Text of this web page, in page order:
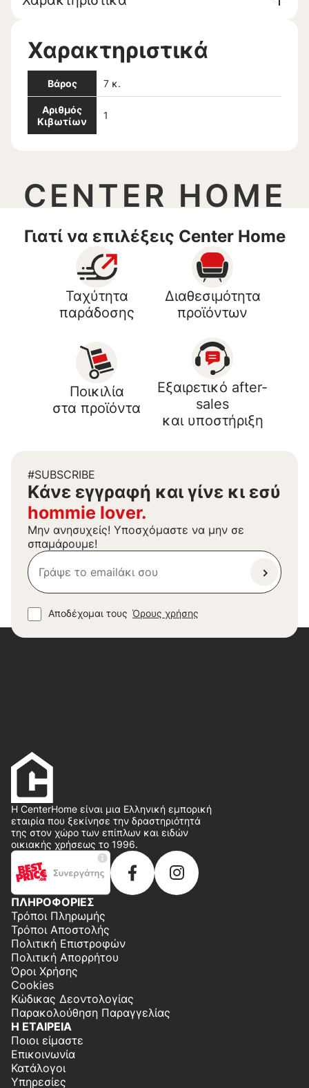
Χαρακτηριστικά
Βάρος 7 κ.
Αριθμός
Κιβωτίων
1
CENTER HOME
Γιατί να επιλέξεις Center Home
Ταχύτητα
παράδοσης
Διαθεσιμότητα
προϊόντων
Ποικιλία
στα προϊόντα
Εξαιρετικό after-
sales
και υποστήριξη
#SUBSCRIBE
Kάνε εγγραφή και γίνε κι εσύ
hommie lover.
Μην ανησυχείς! Υποσχόμαστε να μην σε
σπαμάρουμε!
Αποδέχομαι τους Όρους χρήσης
Η CenterHome είναι μια Ελληνική εμπορική
εταιρία που ξεκίνησε την δραστηριότητά
της στον χώρο των επίπλων και ειδών
οικιακής χρήσεως το 1996.
ΠΛΗΡΟΦΟΡΙΕΣ
Τρόποι Πληρωμής
Τρόποι Αποστολής
Πολιτική Επιστροφών
Πολιτική Απορρήτου
Όροι Χρήσης
Cookies
Κώδικας Δεοντολογίας
Παρακολούθηση Παραγγελίας
Η ΕΤΑΙΡΕΙΑ
Ποιοι είμαστε
Επικοινωνία
Κατάλογοι
Υπηρεσίες